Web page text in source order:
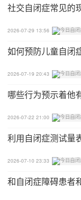
社交自闭症常见的
2026-07-29 13:56
如何预防儿童自闭
2026-07-19 20:43
哪些行为预示着他
2026-07-22 21:00
利用自闭症测试量
2026-07-10 23:33
和自闭症障碍患者